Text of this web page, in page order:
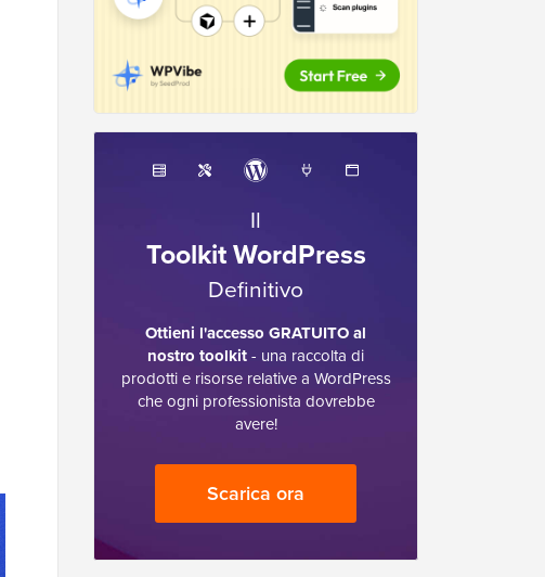
Il
Toolkit WordPress
Definitivo
Ottieni l'accesso GRATUITO al
nostro toolkit- una raccolta di
prodotti e risorse relative a WordPress
che ogni professionista dovrebbe
avere!
Scarica ora